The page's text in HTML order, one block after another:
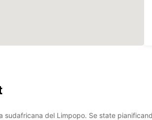
del Limpopo. Se state